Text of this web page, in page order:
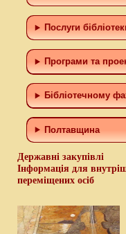
Послуги
Програми та
Бiблiотечному
Полтавщина
Державні закупівлі
Інформація для
переміщених осіб